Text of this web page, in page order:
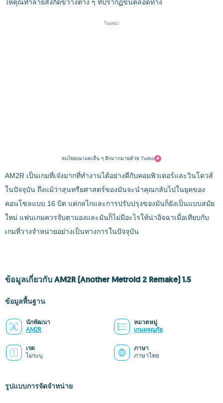
ให้คุณทำลายสิ่งกีดขวางต่าง ๆ ที่ปรากฏขึ้นตลอดทาง
โฆษณา
ลบโฆษณาและอื่น ๆ อีกมากมายด้วย Turbo
AM2R เป็นเกมที่เจ๋งมากที่ทำงานได้อย่างดีกับคอมพิวเตอร์และวินโดวส์
ในปัจจุบัน ถึงแม้ว่าสุนทรียศาสตร์ของมันจะนำคุณกลับไปในยุคของ
คอนโซลแบบ 16 บิต แต่กลไกและการปรับปรุงของมันก็ยังเป็นแบบสมัย
ใหม่ แฟนเกมควรจับตามองและมันก็ไม่มีอะไรให้น่าอิจฉาเมื่อเทียบกับ
เกมที่วางจำหน่ายอย่างเป็นทางการในปัจจุบัน
ข้อมูลเกี่ยวกับ AM2R (Another Metroid 2 Remake) 1.5
ข้อมูลพื้นฐาน
นักพัฒนา
AM2R
หมวดหมู่
เกมผจญภัย
เรต
ไม่ระบุ
ภาษา
ภาษาไทย
รูปแบบการจัดจำหน่าย